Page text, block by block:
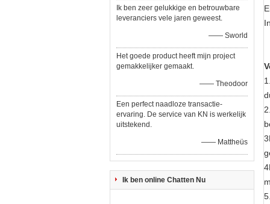
Ik ben zeer gelukkige en betrouwbare
leveranciers vele jaren geweest.
—— Sworld
Het goede product heeft mijn project
gemakkelijker gemaakt.
—— Theodoor
Een perfect naadloze transactie-
ervaring. De service van KN is werkelijk
uitstekend.
—— Mattheüs
Ik ben online Chatten Nu